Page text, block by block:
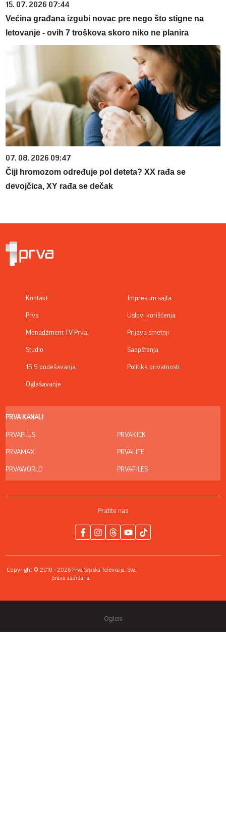
15. 07. 2026 07:44
Većina građana izgubi novac pre nego što stigne na
letovanje - ovih 7 troškova skoro niko ne planira
07. 08. 2026 09:47
Čiji hromozom određuje pol deteta? XX rađa se
devojčica, XY rađa se dečak
Kontakt
Prva
Menadžment TV Prva
Studio
16:9 podešavanja
Oglašavanje
Impresum sajta
Uslovi korišćenja
Prijava smetnji
Saopštenja
Politika privatnosti
PRVA KANALI
PRVAPLUS
PRVAMAX
PRVAWORLD
PRVAKICK
PRVALIFE
PRVAFILES
Pratite nas
Copyright © 2010 - 2026 Prva Srpska Televizija. Sva
prava zadržana.